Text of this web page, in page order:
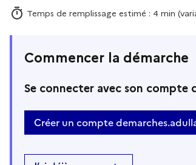
Temps de remplissage estimé : 4 min
Commencer la démarche
Se connecter avec son compte
Créer un compte